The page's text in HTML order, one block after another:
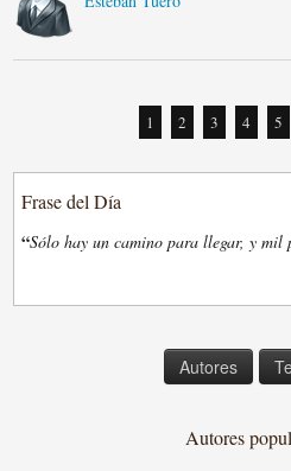
1 2 3 4 5
Frase del Día
“Sólo hay un camino para llegar, y mil
Autores
Autores